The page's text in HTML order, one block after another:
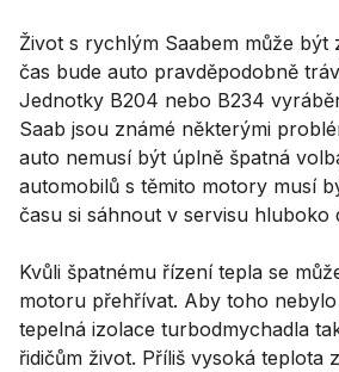
Život s rychlým Saabem může být
čas bude auto pravděpodobně
Jednotky B204 nebo B234
Saab jsou známé některými
auto nemusí být úplně špatná
automobilů s těmito motory musí
času si sáhnout v servisu hluboko
Kvůli špatnému řízení tepla se
motoru přehřívat. Aby toho
tepelná izolace turbodmychadla
řidičům život. Příliš vysoká teplota